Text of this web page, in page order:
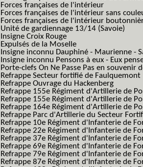
Forces françaises de l'intérieur
Forces françaises de l'intérieur sans
Forces françaises de l'intérieur
Unité de gardiennage 13/14 (Savoie)
Insigne Croix Rouge
Expulsés de la Moselle
Insigne inconnu Dauphiné - Maurienne -
Insigne inconnu Pensons à eux - Eux
Porte-clefs On Ne Passe Pas en souvenir
Refrappe Secteur fortifié de Faulquemont
Refrappe Ouvrage du Hackenberg
Refrappe 155e Régiment d'Artillerie de
Refrappe 155e Régiment d'Artillerie de
Refrappe 164e Régiment d'Artillerie de
Refrappe Parc d'Artillerie du Secteur
Refrappe 10e Régiment d'Infanterie de
Refrappe 22e Régiment d'Infanterie de
Refrappe 37e Régiment d'Infanterie de
Refrappe 69e Régiment d'Infanterie de
Refrappe 79e Régiment d'Infanterie de
Refrappe 87e Régiment d'Infanterie de